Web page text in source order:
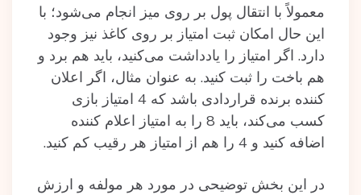
معمولاً با انتقال پول بر روی میز انجام می‌شود؛ با
این حال امکان ثبت امتیاز بر روی کاغذ نیز وجود
دارد. اگر امتیاز را یادداشت می‌کنید، باید هم برد و
هم باخت را ثبت کنید. به عنوان مثال، اگر اعلان
کننده برنده قراردادی باشد که 4 امتیاز بازی
کسب می‌کند، باید 8 را به امتیاز اعلام کننده
اضافه کنید و 4 را هم از امتیاز هر رقیب کم کنید.
در این بخش توضیحی در مورد هر مولفه و ارزش